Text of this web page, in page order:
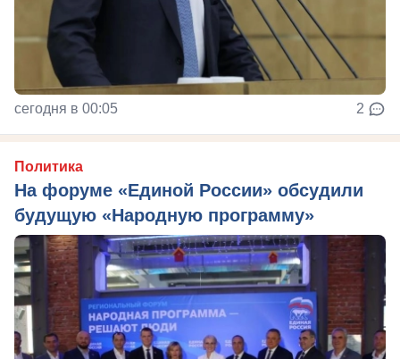
сегодня в 00:05 2
Политика
На форуме «Единой России» обсудили
будущую «Народную программу»